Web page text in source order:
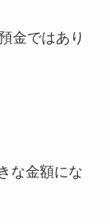
金ではあり
な金額にな